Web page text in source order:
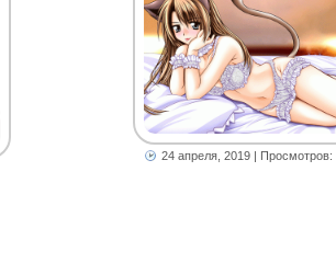
24 апреля, 2019 | Просмотров: